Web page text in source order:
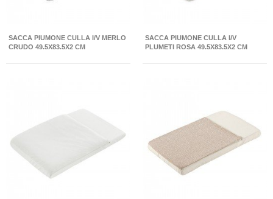
SACCA PIUMONE CULLA I/V MERLO
CRUDO 49.5X83.5X2 CM
SACCA PIUMONE CULLA I/V
PLUMETI ROSA 49.5X83.5X2 CM